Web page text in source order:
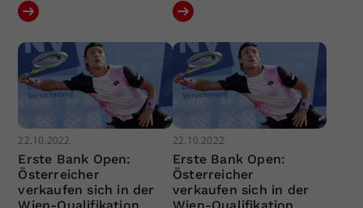
22.10.2022
Erste Bank Open:
Österreicher
verkaufen sich in der
22.10.2022
Erste Bank Open:
Österreicher
verkaufen sich in der